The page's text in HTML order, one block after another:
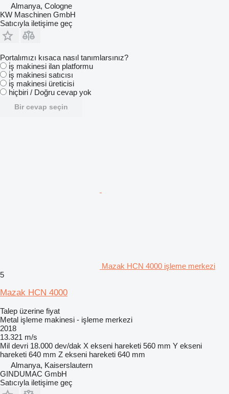
Almanya, Cologne
KW Maschinen GmbH
Satıcıyla iletişime geç
Portalımızı kısaca nasıl tanımlarsınız?
i̇ş makinesi ilan platformu
i̇ş makinesi satıcısı
i̇ş makinesi üreticisi
hiçbiri / Doğru cevap yok
Bir cevap seçin
Mazak HCN 4000 işleme merkezi
5
Mazak HCN 4000
Talep üzerine fiyat
Metal işleme makinesi - işleme merkezi
2018
13.321 m/s
Mil devri 18.000 dev/dak X ekseni hareketi 560 mm Y ekseni
hareketi 640 mm Z ekseni hareketi 640 mm
Almanya, Kaiserslautern
GINDUMAC GmbH
Satıcıyla iletişime geç